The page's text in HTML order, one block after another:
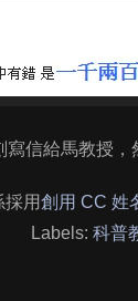
信給馬教授，
用創用 CC 姓
Labels: 科普